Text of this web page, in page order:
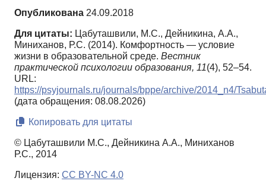
Опубликована 24.09.2018
Для цитаты: Цабуташвили, М.С., Дейникина, А.А.,
Миниханов, Р.С. (2014). Комфортность — условие
жизни в образовательной среде. Вестник
практической психологии образования, 11(4), 52–54.
URL:
https://psyjournals.ru/journals/bppe/archive/2014_n4/
(дата обращения: 08.08.2026)
Копировать для цитаты
© Цабуташвили М.С., Дейникина А.А., Миниханов
Р.С., 2014
Лицензия: CC BY-NC 4.0